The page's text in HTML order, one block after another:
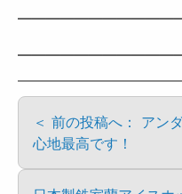
＜ 前の投稿へ： アン
心地最高です！